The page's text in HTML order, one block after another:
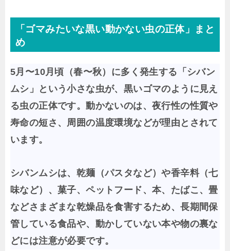
「ゴマみたいな黒い動かない虫の正体」まと
め
5月〜10月頃（春〜秋）に多く発生する「シバン
ムシ」という小さな虫が、黒いゴマのように見え
る虫の正体です。動かないのは、夜行性の性質や
寿命の短さ、周囲の温度環境などが理由とされて
います。
シバンムシは、乾麺（パスタなど）や香辛料（七
味など）、菓子、ペットフード、本、たばこ、畳
などさまざまな乾燥品を食害するため、長期間保
管している食品や、動かしていない本や物の裏な
どには注意が必要です。